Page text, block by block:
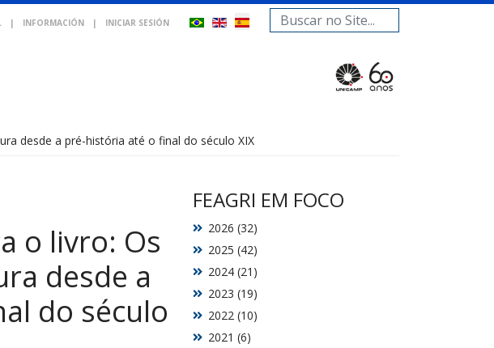
| INFORMACIÓN | INICIAR SESIÓN Buscar...
desde a pré-história até o final do século XIX
o livro: Os
desde a
do século
FEAGRI EM FOCO
2021 (6)
2022 (10)
2023 (19)
2024 (21)
2025 (42)
2026 (32)